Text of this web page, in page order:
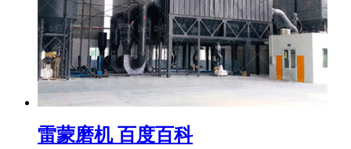
雷蒙磨机 百度百科